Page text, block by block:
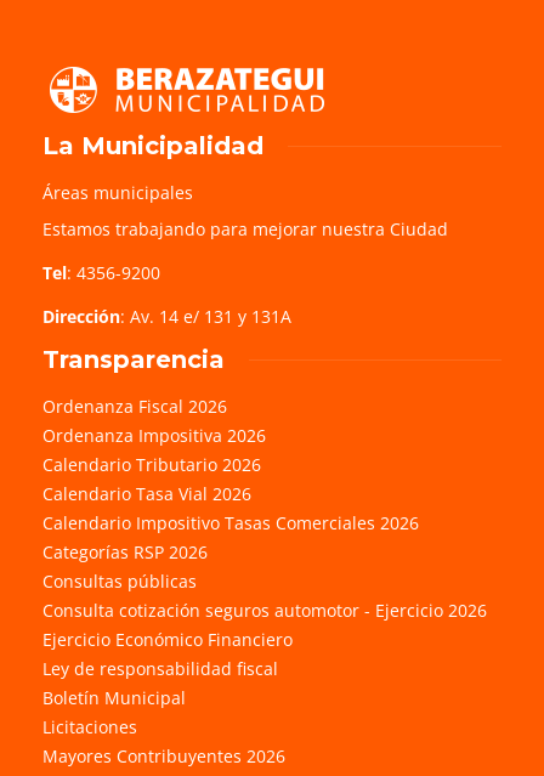
La Municipalidad
Áreas municipales
Estamos trabajando para mejorar nuestra Ciudad
Tel: 4356-9200
Dirección: Av. 14 e/ 131 y 131A
Transparencia
Ordenanza Fiscal 2026
Ordenanza Impositiva 2026
Calendario Tributario 2026
Calendario Tasa Vial 2026
Calendario Impositivo Tasas Comerciales 2026
Categorías RSP 2026
Consultas públicas
Consulta cotización seguros automotor - Ejercicio 2026
Ejercicio Económico Financiero
Ley de responsabilidad fiscal
Boletín Municipal
Licitaciones
Mayores Contribuyentes 2026